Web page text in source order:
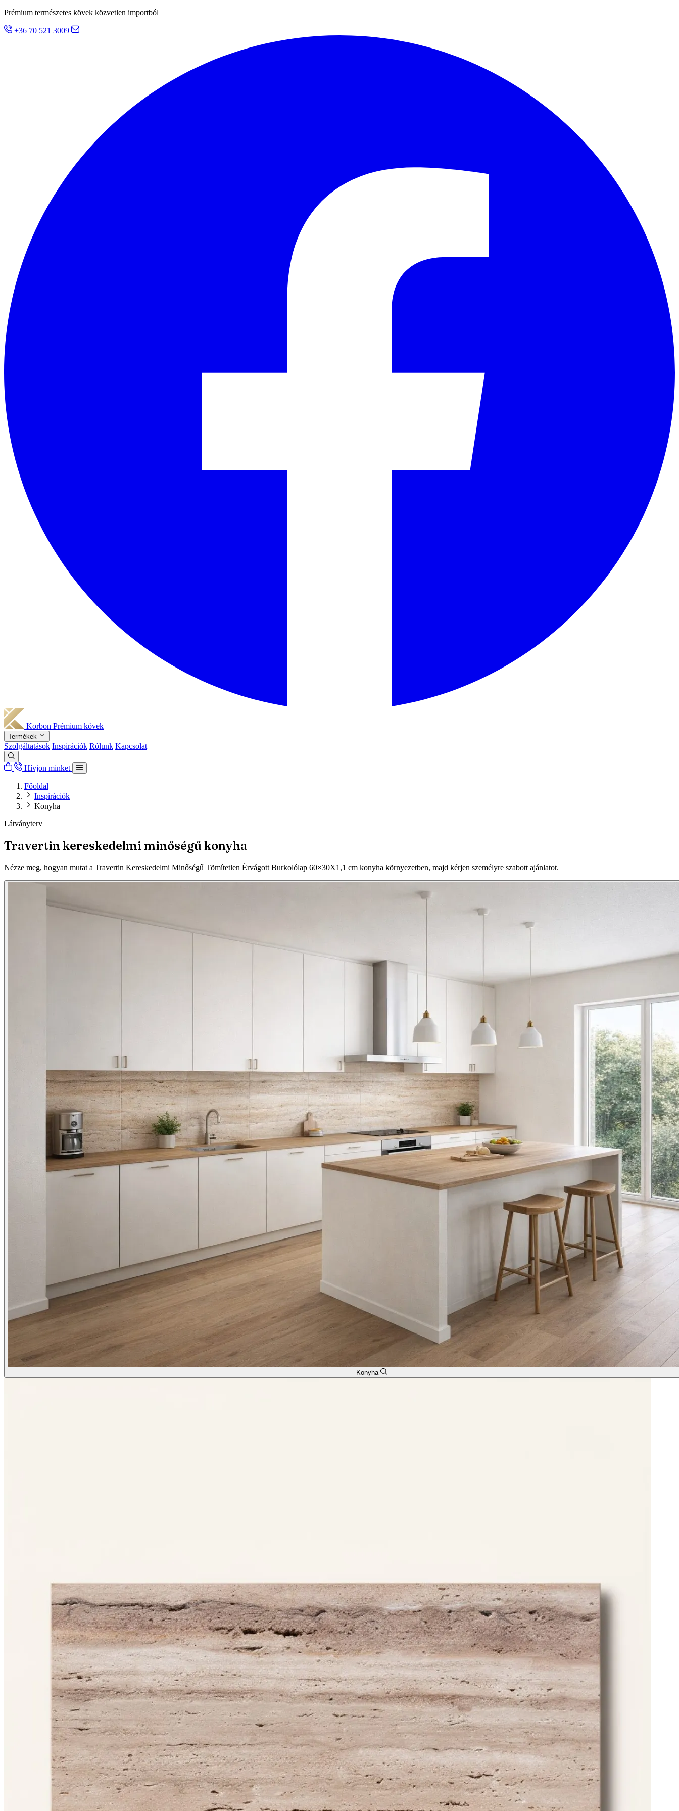
Prémium természetes kövek közvetlen importból
+36 70 521 3009
Korbon Prémium kövek
Termékek
Szolgáltatások Inspirációk Rólunk Kapcsolat
Hívjon minket
Főoldal
Inspirációk
Konyha
Látványterv
Travertin kereskedelmi minőségű konyha
Nézze meg, hogyan mutat a Travertin Kereskedelmi Minőségű Tömítetlen Érvágott Burkolólap 60×30X1,1 cm konyha környezetben, majd kérjen személyre szabott ajánlatot.
Konyha